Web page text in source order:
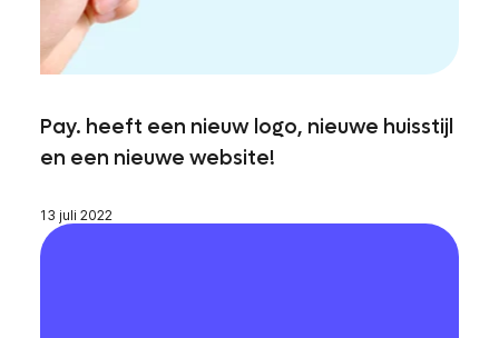
Pay. heeft een nieuw logo, nieuwe huisstijl
en een nieuwe website!
13 juli 2022